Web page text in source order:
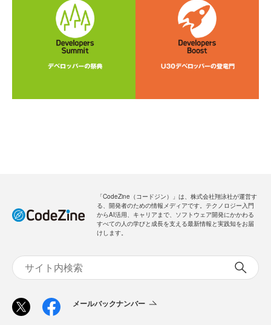
「CodeZine（コードジン）」は、株式会社翔泳社が運営す
る、開発者のための情報メディアです。テクノロジー入門
からAI活用、キャリアまで、ソフトウェア開発にかかわる
すべての人の学びと成長を支える最新情報と実践知をお届
けします。
メールバックナンバー